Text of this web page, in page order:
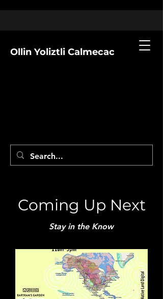
Ollin Yoliztli Calmecac
Coming Up Next
Stay in the Know